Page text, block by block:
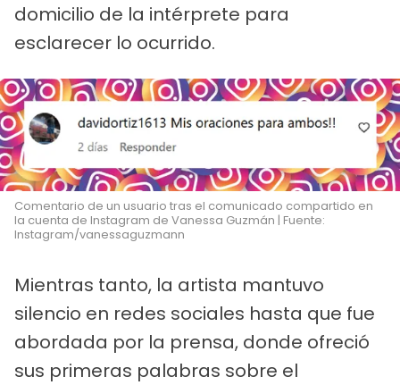
domicilio de la intérprete para
esclarecer lo ocurrido.
Comentario de un usuario tras el comunicado compartido en
la cuenta de Instagram de Vanessa Guzmán | Fuente:
Instagram/vanessaguzmann
Mientras tanto, la artista mantuvo
silencio en redes sociales hasta que fue
abordada por la prensa, donde ofreció
sus primeras palabras sobre el